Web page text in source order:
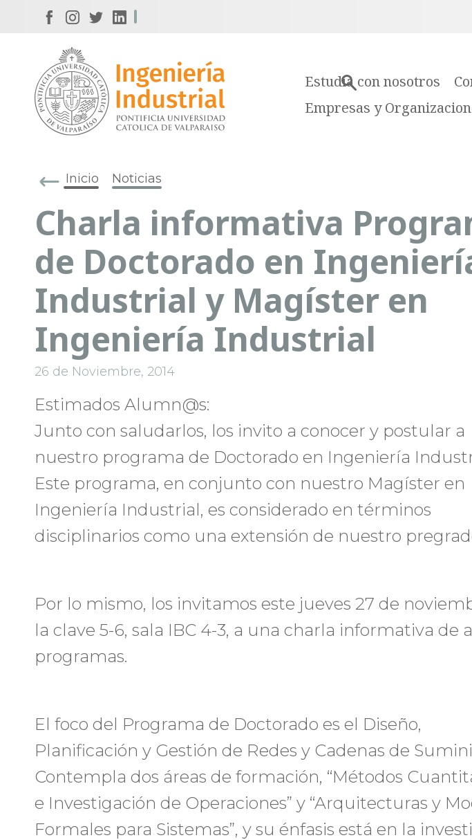
Estudia con nosotros
Empresas y
Inicio Noticias
Charla informativa
de Doctorado en
Industrial y Magíster en
Ingeniería Industrial
26 de Noviembre, 2014
Estimados Alumn@s:
Junto con saludarlos, los invito a conocer y postular a
nuestro programa de Doctorado en Ingeniería
Este programa, en conjunto con nuestro Magíster en
Ingeniería Industrial, es considerado en términos
disciplinarios como una extensión de nuestro
Por lo mismo, los invitamos este jueves 27 de
la clave 5-6, sala IBC 4-3, a una charla informativa de
programas.
El foco del Programa de Doctorado es el Diseño,
Planificación y Gestión de Redes y Cadenas de
Contempla dos áreas de formación, “Métodos
e Investigación de Operaciones” y “Arquitecturas y
Formales para Sistemas”, y su énfasis está en la